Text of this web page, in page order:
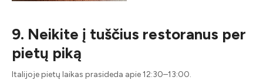
9. Neikite į tuščius restoranus per
pietų piką
Italijoje pietų laikas prasideda apie 12:30–13:00.